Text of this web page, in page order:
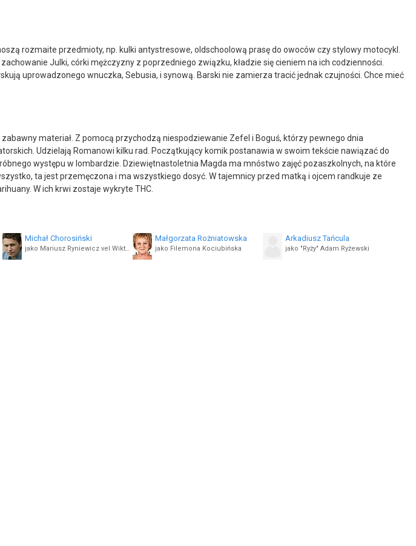
rozmaite przedmioty, np. kulki antystresowe, oldschoolową prasę do owoców czy stylowy motocykl.
Julki, córki mężczyzny z poprzedniego związku, kładzie się cieniem na ich codzienności.
uprowadzonego wnuczka, Sebusia, i synową. Barski nie zamierza tracić jednak czujności. Chce mieć
materiał. Z pomocą przychodzą niespodziewanie Zefel i Boguś, którzy pewnego dnia
Udzielają Romanowi kilku rad. Początkujący komik postanawia w swoim tekście nawiązać do
występu w lombardzie. Dziewiętnastoletnia Magda ma mnóstwo zajęć pozaszkolnych, na które
ta jest przemęczona i ma wszystkiego dosyć. W tajemnicy przed matką i ojcem randkuje ze
W ich krwi zostaje wykryte THC.
Michał Chorosiński
jako Mariusz Ryniewicz vel Wiktor Rajczak
Małgorzata Rożniatowska
jako Filemona Kociubińska
Arkadiusz Tańcula
jako "Ryży" Adam Ryżewski